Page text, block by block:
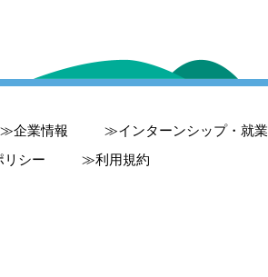
企業情報 インターンシップ・就
リシー
利用規約